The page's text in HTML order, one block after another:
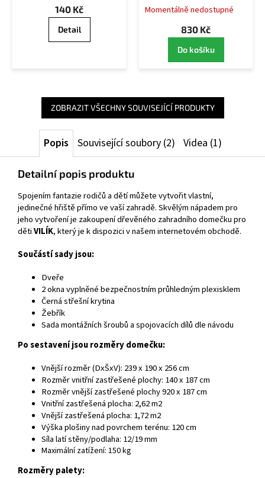
140 Kč
Detail
Momentálně nedostupné
830 Kč
Do košíku
ZOBRAZIT VŠECHNY SOUVISEJÍCÍ PRODUKTY
Popis Související soubory (2) Videa (1)
Detailní popis produktu
Spojením fantazie rodičů a dětí můžete vytvořit vlastní,
jedinečné hřiště přímo ve vaší zahradě. Skvělým nápadem pro
jeho vytvoření je zakoupení dřevěného zahradního domečku pro
dětiVILÍK, který je k dispozici v našem internetovém obchodě.
Součástí sady jsou:
Dveře
2 okna vyplněné bezpečnostním průhledným plexisklem
Černá střešní krytina
Žebřík
Sada montážních šroubů a spojovacích dílů dle návodu
Po sestavení jsou rozměry domečku:
Vnější rozměr (DxŠxV): 239 x 190 x 256 cm
Rozměr vnitřní zastřešené plochy: 140 x 187 cm
Rozměr vnější zastřešené plochy 920 x 187 cm
Vnitřní zastřešená plocha: 2,62 m2
Vnější zastřešená plocha: 1,72 m2
Výška plošiny nad povrchem terénu: 120 cm
Síla latí stěny/podlaha: 12/19 mm
Maximální zatížení: 150 kg
Rozměry palety: